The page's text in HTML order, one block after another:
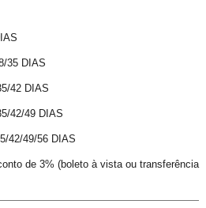
35 DIAS
42 DIAS
42/49 DIAS
42/49/56 DIAS
de 3% (boleto à vista ou transferência